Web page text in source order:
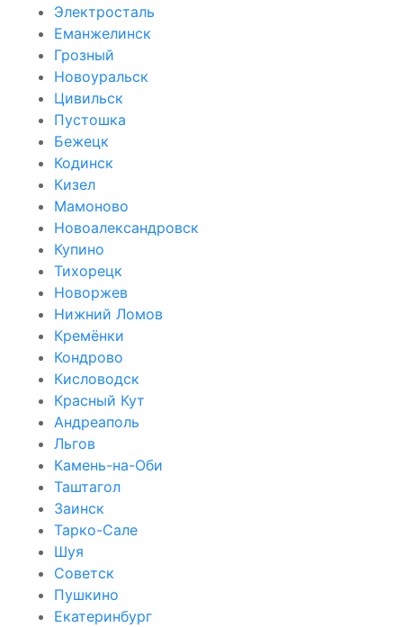
Электросталь
Еманжелинск
Грозный
Новоуральск
Цивильск
Пустошка
Бежецк
Кодинск
Кизел
Мамоново
Новоалександровск
Купино
Тихорецк
Новоржев
Нижний Ломов
Кремёнки
Кондрово
Кисловодск
Красный Кут
Андреаполь
Льгов
Камень-на-Оби
Таштагол
Заинск
Тарко-Сале
Шуя
Советск
Пушкино
Екатеринбург